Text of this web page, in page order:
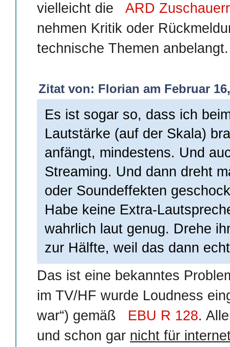
vielleicht die
ARD
nehmen Kritik oder
technische Themen anbelangt.
Zitat von: Florian am Februar
Es ist sogar so, dass ich
Lautstärke (auf der Skala)
anfängt, mindestens. Und
Streaming. Und dann dreht
oder Soundeffekten
Habe keine Extra-
wahrlich laut genug. Drehe
zur Hälfte, weil das dann
Das ist eine bekanntes
im TV/HF wurde Loudness
war“) gemäß
EBU R 128.
und schon gar nicht für